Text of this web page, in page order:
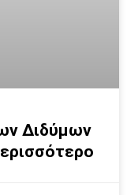
Διδύμων